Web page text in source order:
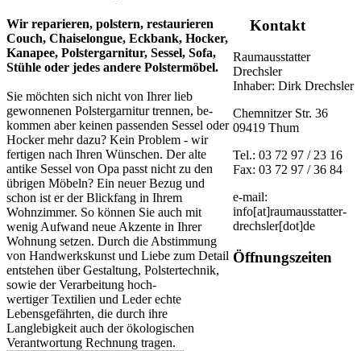
Wir reparieren, polstern, restaurieren
Couch, Chaiselongue, Eckbank, Hocker,
Kanapee, Polstergarnitur, Sessel, Sofa,
Stühle oder jedes andere Polstermöbel.
Sie möchten sich nicht von Ihrer lieb
gewonnenen Polstergarnitur trennen, be-
kommen aber keinen passenden Sessel oder
Hocker mehr dazu? Kein Problem - wir
fertigen nach Ihren Wünschen. Der alte
antike Sessel von Opa passt nicht zu den
übrigen Möbeln? Ein neuer Bezug und
schon ist er der Blickfang in Ihrem
Wohnzimmer. So können Sie auch mit
wenig Aufwand neue Akzente in Ihrer
Wohnung setzen. Durch die Abstimmung
von Handwerkskunst und Liebe zum Detail
entstehen über Gestaltung, Polstertechnik,
sowie der Verarbeitung hoch-
wertiger Textilien und Leder echte
Lebensgefährten, die durch ihre
Langlebigkeit auch der ökologischen
Verantwortung Rechnung tragen.
Kontakt
Raumausstatter
Drechsler
Inhaber: Dirk Drechsler
Chemnitzer Str. 36
09419 Thum
Tel.: 03 72 97 / 23 16
Fax: 03 72 97 / 36 84
e-mail:
info[at]raumausstatter-
drechsler[dot]de
Öffnungszeiten